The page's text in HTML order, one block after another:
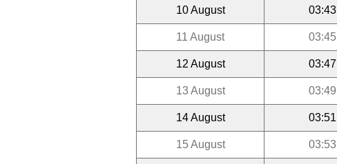
10 August 03:43
11 August 03:45
12 August 03:47
13 August 03:49
14 August 03:51
15 August 03:53